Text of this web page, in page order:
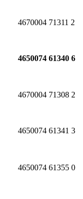
4670004 71311 2
4650074 61340 6
4670004 71308 2
4650074 61341 3
4650074 61355 0